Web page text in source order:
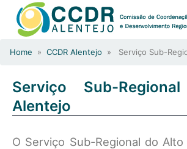
Home » CCDR Alentejo » Serviço Sub-
Serviço Sub-
Alentejo
O Serviço Sub-Regional do